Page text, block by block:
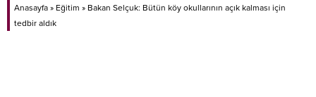
Anasayfa » Eğitim » Bakan Selçuk: Bütün köy okullarının açık kalması için
tedbir aldık